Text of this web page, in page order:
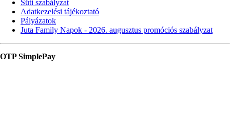
Süti szabályzat
Adatkezelési tájékoztató
Pályázatok
Juta Family Napok - 2026. augusztus promóciós szabályzat
OTP SimplePay